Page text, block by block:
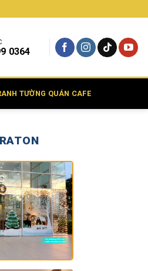
0364
TƯỜNG QUÁN CAFE